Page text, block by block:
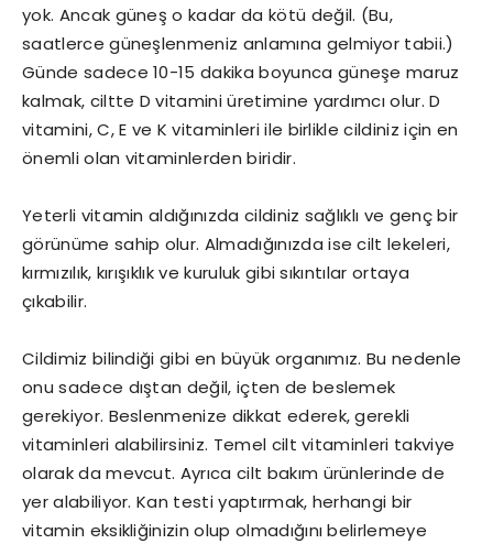
yok. Ancak güneş o kadar da kötü değil. (Bu,
saatlerce güneşlenmeniz anlamına gelmiyor tabii.)
Günde sadece 10-15 dakika boyunca güneşe maruz
kalmak, ciltte D vitamini üretimine yardımcı olur. D
vitamini, C, E ve K vitaminleri ile birlikle cildiniz için en
önemli olan vitaminlerden biridir.
Yeterli vitamin aldığınızda cildiniz sağlıklı ve genç bir
görünüme sahip olur. Almadığınızda ise cilt lekeleri,
kırmızılık, kırışıklık ve kuruluk gibi sıkıntılar ortaya
çıkabilir.
Cildimiz bilindiği gibi en büyük organımız. Bu nedenle
onu sadece dıştan değil, içten de beslemek
gerekiyor. Beslenmenize dikkat ederek, gerekli
vitaminleri alabilirsiniz. Temel cilt vitaminleri takviye
olarak da mevcut. Ayrıca cilt bakım ürünlerinde de
yer alabiliyor. Kan testi yaptırmak, herhangi bir
vitamin eksikliğinizin olup olmadığını belirlemeye